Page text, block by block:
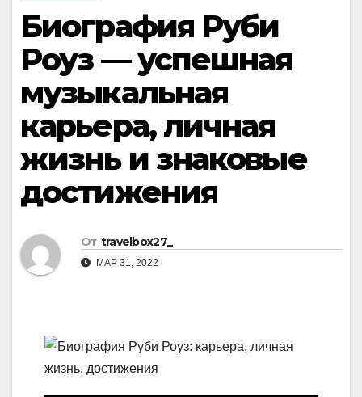
Биография Руби
Роуз — успешная
музыкальная
карьера, личная
жизнь и знаковые
достижения
От travelbox27_
МАР 31, 2022